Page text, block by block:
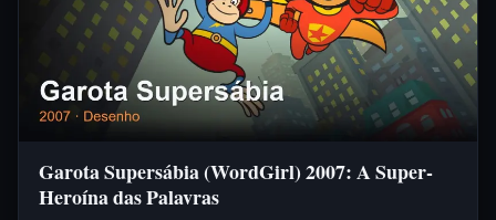
Garota Supersábia (WordGirl) 2007: A Super-
Heroína das Palavras